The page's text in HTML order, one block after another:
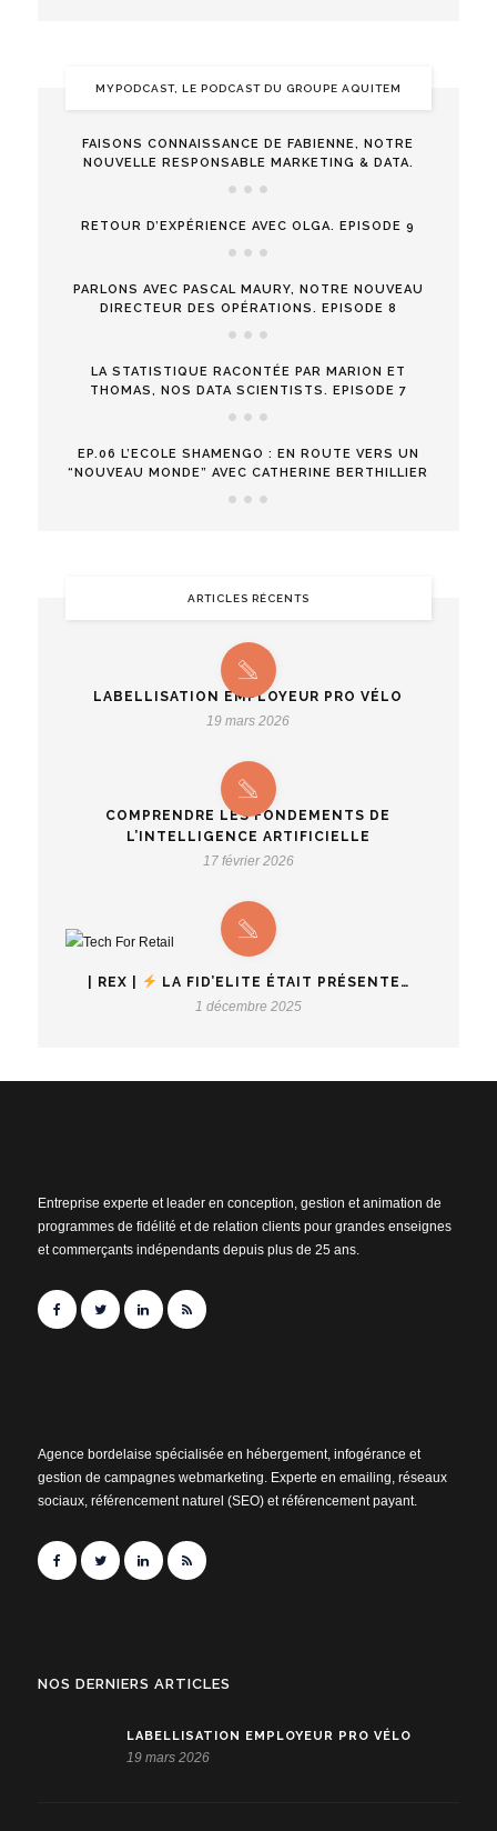
MYPODCAST, LE PODCAST DU GROUPE AQUITEM
FAISONS CONNAISSANCE DE FABIENNE, NOTRE
NOUVELLE RESPONSABLE MARKETING & DATA.
RETOUR D’EXPÉRIENCE AVEC OLGA. EPISODE 9
PARLONS AVEC PASCAL MAURY, NOTRE NOUVEAU
DIRECTEUR DES OPÉRATIONS. EPISODE 8
LA STATISTIQUE RACONTÉE PAR MARION ET
THOMAS, NOS DATA SCIENTISTS. EPISODE 7
EP.06 L’ECOLE SHAMENGO : EN ROUTE VERS UN
“NOUVEAU MONDE” AVEC CATHERINE BERTHILLIER
ARTICLES RÉCENTS
LABELLISATION EMPLOYEUR PRO VÉLO
19 mars 2026
COMPRENDRE LES FONDEMENTS DE
L’INTELLIGENCE ARTIFICIELLE
17 février 2026
| REX |
LA FID’ELITE ÉTAIT PRÉSENTE…
1 décembre 2025
Entreprise experte et leader en conception, gestion et animation de
programmes de fidélité et de relation clients pour grandes enseignes
et commerçants indépendants depuis plus de 25 ans.
Agence bordelaise spécialisée en hébergement, infogérance et
gestion de campagnes webmarketing. Experte en emailing, réseaux
sociaux, référencement naturel (SEO) et référencement payant.
NOS DERNIERS ARTICLES
LABELLISATION EMPLOYEUR PRO VÉLO
19 mars 2026